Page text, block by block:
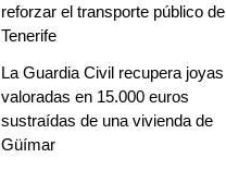
reforzar el transporte público de
Tenerife
La Guardia Civil recupera joyas
valoradas en 15.000 euros
sustraídas de una vivienda de
Güímar